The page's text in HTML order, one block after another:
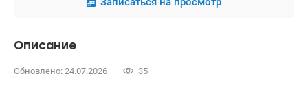
Описание
Обновлено: 24.07.2026 35